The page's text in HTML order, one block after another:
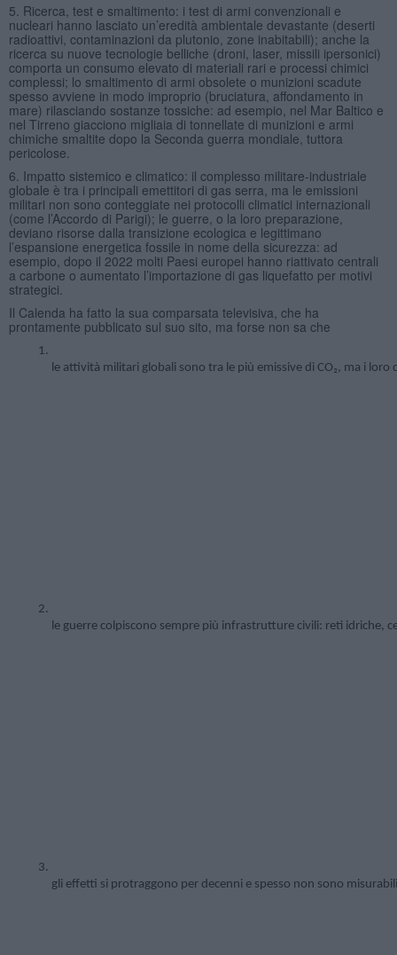
5. Ricerca, test e smaltimento: i test di armi convenzionali e
nucleari hanno lasciato un’eredità ambientale devastante (deserti
radioattivi, contaminazioni da plutonio, zone inabitabili); anche la
ricerca su nuove tecnologie belliche (droni, laser, missili ipersonici)
comporta un consumo elevato di materiali rari e processi chimici
complessi; lo smaltimento di armi obsolete o munizioni scadute
spesso avviene in modo improprio (bruciatura, affondamento in
mare) rilasciando sostanze tossiche: ad esempio, nel Mar Baltico e
nel Tirreno giacciono migliaia di tonnellate di munizioni e armi
chimiche smaltite dopo la Seconda guerra mondiale, tuttora
pericolose.
6. Impatto sistemico e climatico: il complesso militare-industriale
globale è tra i principali emettitori di gas serra, ma le emissioni
militari non sono conteggiate nei protocolli climatici internazionali
(come l’Accordo di Parigi); le guerre, o la loro preparazione,
deviano risorse dalla transizione ecologica e legittimano
l’espansione energetica fossile in nome della sicurezza: ad
esempio, dopo il 2022 molti Paesi europei hanno riattivato centrali
a carbone o aumentato l’importazione di gas liquefatto per motivi
strategici.
Il Calenda ha fatto la sua comparsata televisiva, che ha
prontamente pubblicato sul suo sito, ma forse non sa che
le attività militari globali sono tra le più emissive di CO₂, ma i
le guerre colpiscono sempre più infrastrutture civili: reti idriche,
gli effetti si protraggono per decenni e spesso non sono